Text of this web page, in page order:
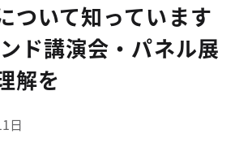
ついて知っています
ド講演会・パネル展
解を
日